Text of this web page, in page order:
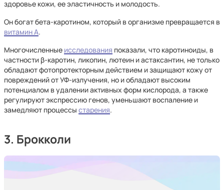
здоровье кожи, ее эластичность и молодость.
Он богат бета-каротином, который в организме превращается в
витамин А.
Многочисленные исследования показали, что каротиноиды, в
частности β-каротин, ликопин, лютеин и астаксантин, не только
обладают фотопротекторным действием и защищают кожу от
повреждений от УФ-излучения, но и обладают высоким
потенциалом в удалении активных форм кислорода, а также
регулируют экспрессию генов, уменьшают воспаление и
замедляют процессы старения.
3. Брокколи